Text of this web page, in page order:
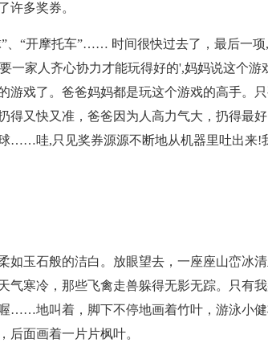
许多奖券。
”、“开摩托车”…… 时间很快过去了，最后一
家人齐心协力才能玩得好的',妈妈说这个游
游戏了。爸爸妈妈都是玩这个游戏的高手。
得又快又准，爸爸因为人高力气大，扔得最好
……哇,只见奖券源源不断地从机器里吐出来!
如玉石般的洁白。放眼望去，一座座山峦冰
气寒冷，那些飞禽走兽躲得无影无踪。只有
……地叫着，脚下不停地画着竹叶，游泳小
后面画着一片片枫叶。